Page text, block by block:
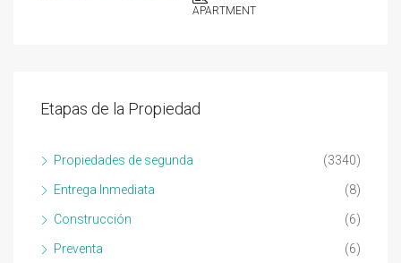
APARTMENT
Etapas de la Propiedad
Propiedades de segunda (3340)
Entrega Inmediata (8)
Construcción (6)
Preventa (6)